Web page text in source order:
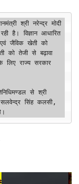
है। विज्ञान आधारित
जैविक खेती को
को तेजी से बढ़ावा
लिए राज्य सरकार
सिंह कलसी,